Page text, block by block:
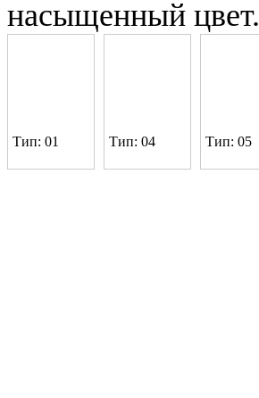
насыщенный цвет.
Тип: 01 Тип: 04 Тип: 05